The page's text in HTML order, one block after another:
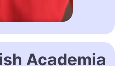
Academia